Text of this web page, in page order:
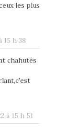
les plus
15 h 38
chahutés
à 15 h 51